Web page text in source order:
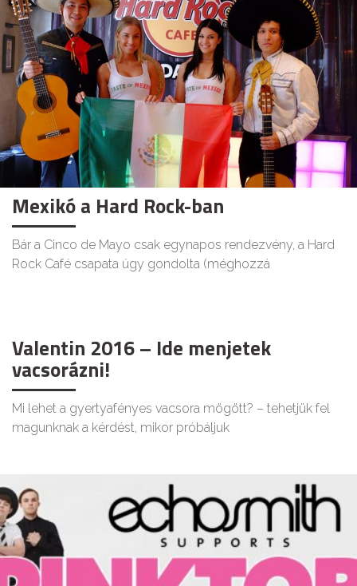
Mexikó a Hard Rock-ban
Bár a Cinco de Mayo csak egynapos rendezvény, a Hard
Rock Café csapata úgy gondolta (méghozzá
Valentin 2016 – Ide menjetek
vacsorázni!
Mi lehet a gyertyafényes vacsora mögött? – tehetjük fel
magunknak a kérdést, mikor próbáljuk